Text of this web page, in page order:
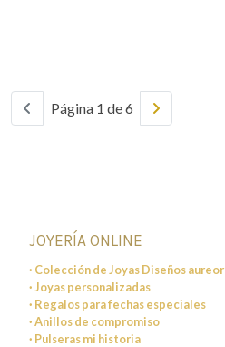
Página 1 de 6
JOYERÍA ONLINE
· Colección de Joyas Diseños aureor
· Joyas personalizadas
· Regalos para fechas especiales
· Anillos de compromiso
· Pulseras mi historia